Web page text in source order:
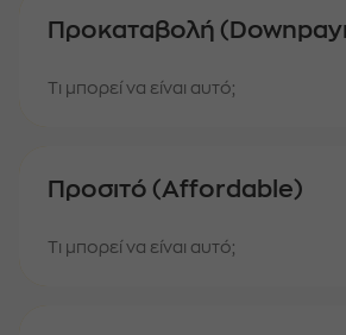
Προκαταβολή
Τι μπορεί να είναι αυτό;
Προσιτό (Affordable)
Τι μπορεί να είναι αυτό;